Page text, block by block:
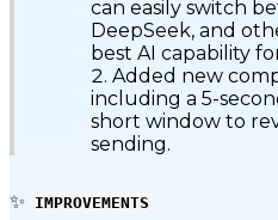
can easily switch
DeepSeek, and
best AI capability
Added new
including a 5-
short window to
sending.
✨ IMPROVEMENTS